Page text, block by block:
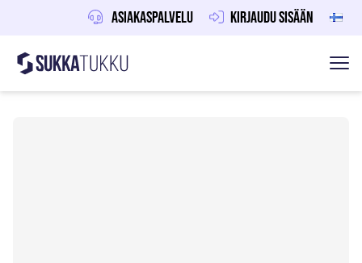
Asiakaspalvelu Kirjaudu sisään
Hoppa till innehåll
Sukkatukku